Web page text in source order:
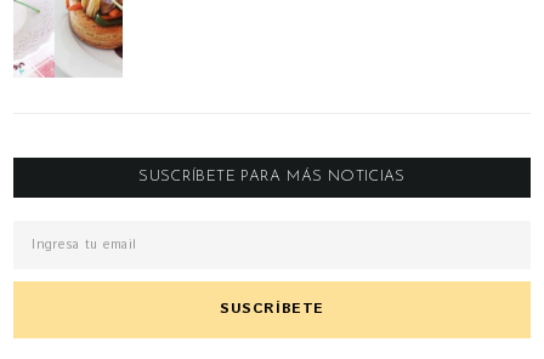
SUSCRÍBETE PARA MÁS NOTICIAS